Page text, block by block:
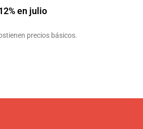
en julio
precios básicos.